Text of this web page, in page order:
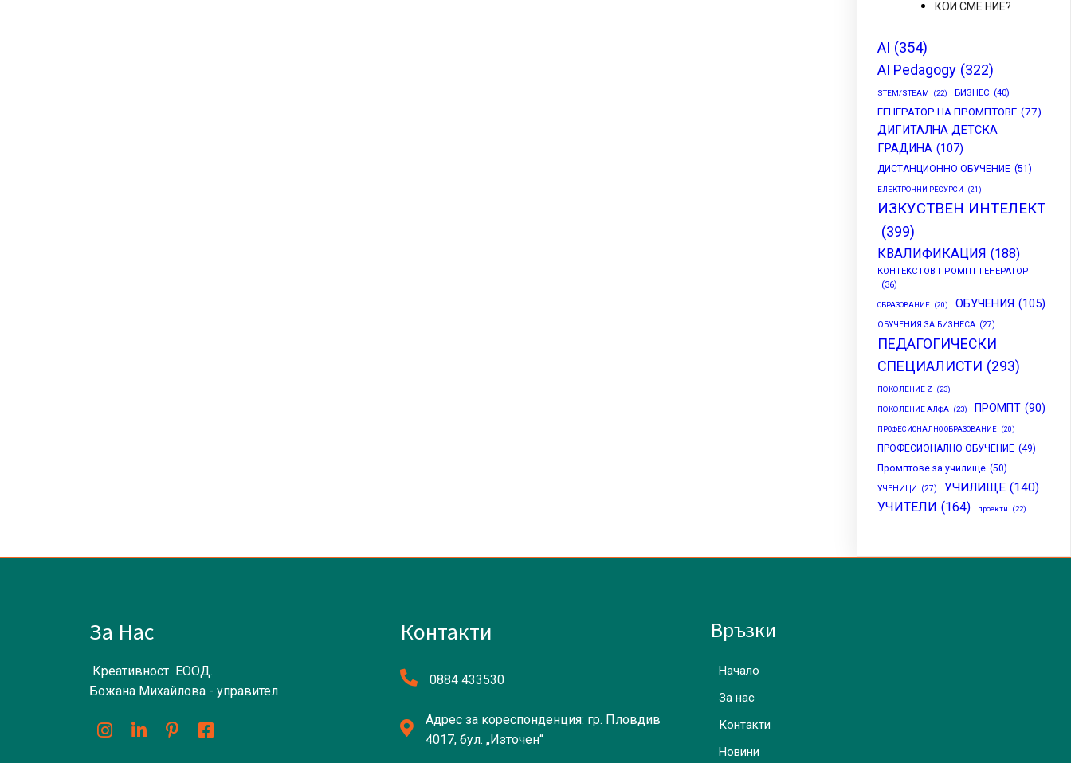
КОИ СМЕ НИЕ?
AI (354)
AI Pedagogy (322)
STEM/STEAM (22) БИЗНЕС (40)
ГЕНЕРАТОР НА ПРОМПТОВЕ (77)
ДИГИТАЛНА ДЕТСКА
ГРАДИНА (107)
ДИСТАНЦИОННО ОБУЧЕНИЕ (51)
ЕЛЕКТРОННИ РЕСУРСИ (21)
ИЗКУСТВЕН ИНТЕЛЕКТ
(399)
КВАЛИФИКАЦИЯ (188)
КОНТЕКСТОВ ПРОМПТ ГЕНЕРАТОР
(36)
ОБРАЗОВАНИЕ (20) ОБУЧЕНИЯ (105)
ОБУЧЕНИЯ ЗА БИЗНЕСА (27)
ПЕДАГОГИЧЕСКИ
СПЕЦИАЛИСТИ (293)
ПОКОЛЕНИЕ Z (23)
ПОКОЛЕНИЕ АЛФА (23) ПРОМПТ (90)
ПРОФЕСИОНАЛНО ОБРАЗОВАНИЕ (20)
ПРОФЕСИОНАЛНО ОБУЧЕНИЕ (49)
Промптове за училище (50)
УЧЕНИЦИ (27) УЧИЛИЩЕ (140)
УЧИТЕЛИ (164) проекти (22)
За Нас
Креативност ЕООД.
Божана Михайлова - управител
Контакти
0884 433530
Адрес за кореспонденция: гр. Пловдив
4017, бул. „Източен“
Връзки
Начало
За нас
Контакти
Новини